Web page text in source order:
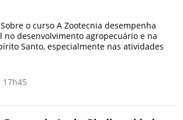
o curso A Zootecnia desempenha
no desenvolvimento agropecuário e na
Santo, especialmente nas atividades
17h45